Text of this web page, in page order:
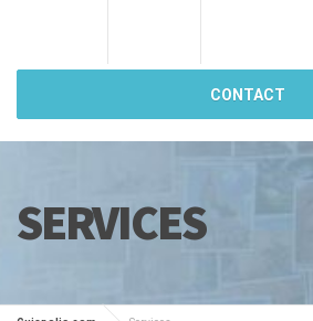
CONTACT
SERVICES